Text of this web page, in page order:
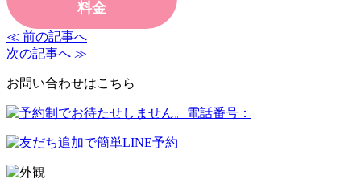
料金
≪ 前の記事へ
次の記事へ ≫
お問い合わせはこちら